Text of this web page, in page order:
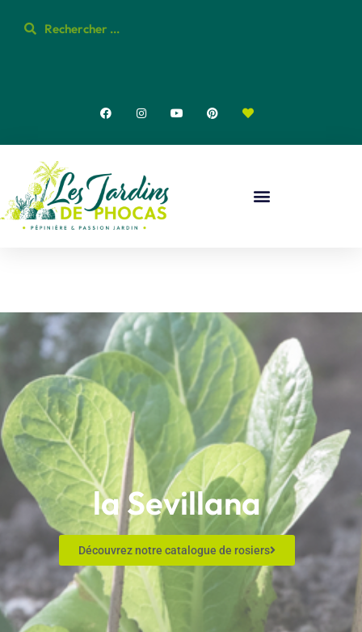
la Sevillana
Découvrez notre catalogue de rosiers